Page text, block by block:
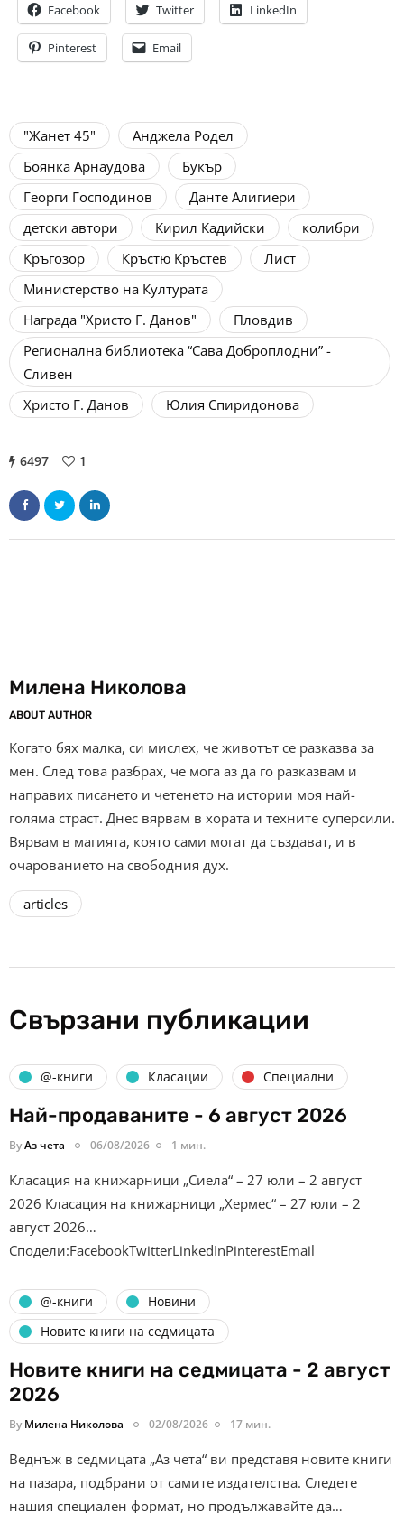
Facebook Twitter LinkedIn
Pinterest Email
"Жанет 45"
Анджела Родел
Боянка Арнаудова
Букър
Георги Господинов
Данте Алигиери
детски автори
Кирил Кадийски
колибри
Кръгозор
Кръстю Кръстев
Лист
Министерство на Културата
Награда "Христо Г. Данов"
Пловдив
Регионална библиотека “Сава Доброплодни” -
Сливен
Христо Г. Данов
Юлия Спиридонова
6497 1
Милена Николова
ABOUT AUTHOR
Когато бях малка, си мислех, че животът се разказва за
мен. След това разбрах, че мога аз да го разказвам и
направих писането и четенето на истории моя най-
голяма страст. Днес вярвам в хората и техните суперсили.
Вярвам в магията, която сами могат да създават, и в
очарованието на свободния дух.
articles
Свързани публикации
@-книги Класации Специални
Най-продаваните - 6 август 2026
ByАз чета 06/08/2026 1 мин.
Класация на книжарници „Сиела“ – 27 юли – 2 август
2026 Класация на книжарници „Хермес“ – 27 юли – 2
август 2026…
Сподели:FacebookTwitterLinkedInPinterestEmail
@-книги
Новини
Новите книги на седмицата
Новите книги на седмицата - 2 август
2026
By Милена Николова 02/08/2026 17 мин.
Веднъж в седмицата „Аз чета“ ви представя новите книги
на пазара, подбрани от самите издателства. Следете
нашия специален формат, но продължавайте да…